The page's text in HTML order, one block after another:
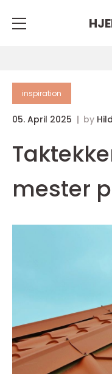
inspiration
05. April 2025 by
mester